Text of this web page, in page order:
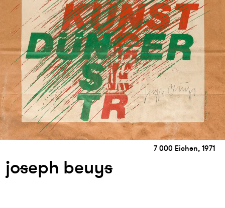
7 000 Eichen, 1971
joseph beuys